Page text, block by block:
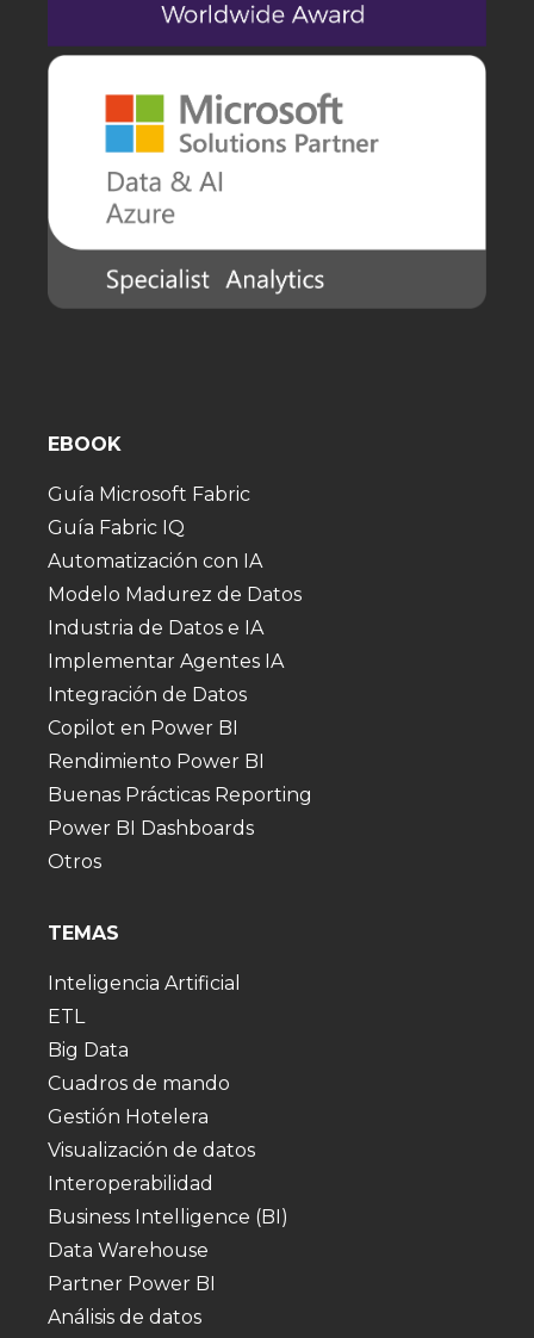
EBOOK
Guía Microsoft Fabric
Guía Fabric IQ
Automatización con IA
Modelo Madurez de Datos
Industria de Datos e IA
Implementar Agentes IA
Integración de Datos
Copilot en Power BI
Rendimiento Power BI
Buenas Prácticas Reporting
Power BI Dashboards
Otros
TEMAS
Inteligencia Artificial
ETL
Big Data
Cuadros de mando
Gestión Hotelera
Visualización de datos
Interoperabilidad
Business Intelligence (BI)
Data Warehouse
Partner Power BI
Análisis de datos